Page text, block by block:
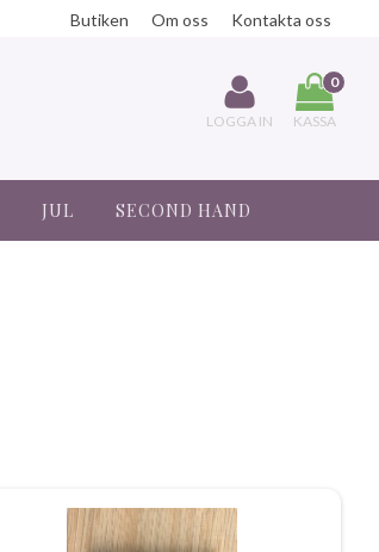
Butiken Om oss Kontakta oss
LOGGA IN
0
KASSA
JUL SECOND HAND